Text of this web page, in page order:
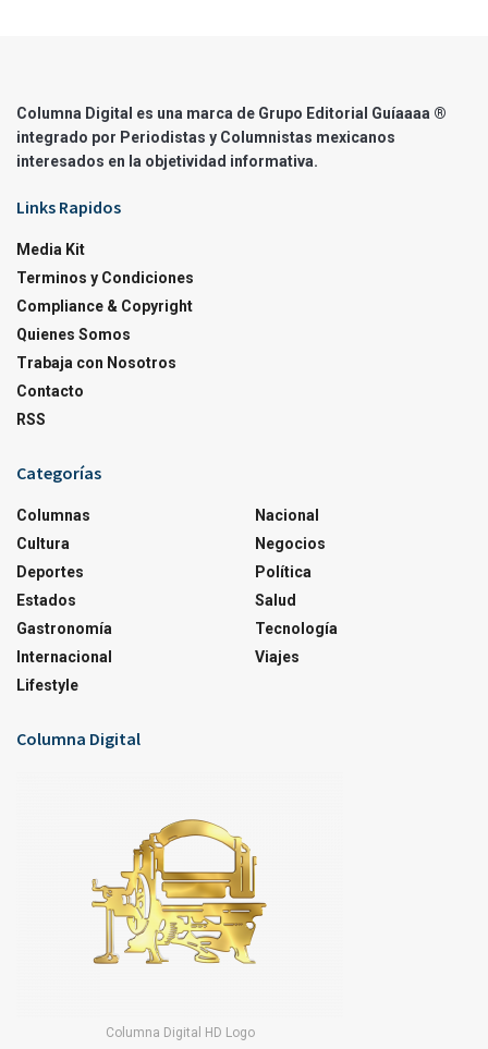
Columna Digital es una marca de Grupo Editorial Guíaaaa ®
integrado por Periodistas y Columnistas mexicanos
interesados en la objetividad informativa.
Links Rapidos
Media Kit
Terminos y Condiciones
Compliance & Copyright
Quienes Somos
Trabaja con Nosotros
Contacto
RSS
Categorías
Columnas
Cultura
Deportes
Estados
Gastronomía
Internacional
Lifestyle
Nacional
Negocios
Política
Salud
Tecnología
Viajes
Columna Digital
Columna Digital HD Logo